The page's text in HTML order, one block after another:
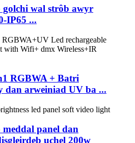
golchi wal strôb awyr
IP65 ...
RGBWA + Batri
dan arweiniad UV ba ...
meddal panel dan
uchel 200w